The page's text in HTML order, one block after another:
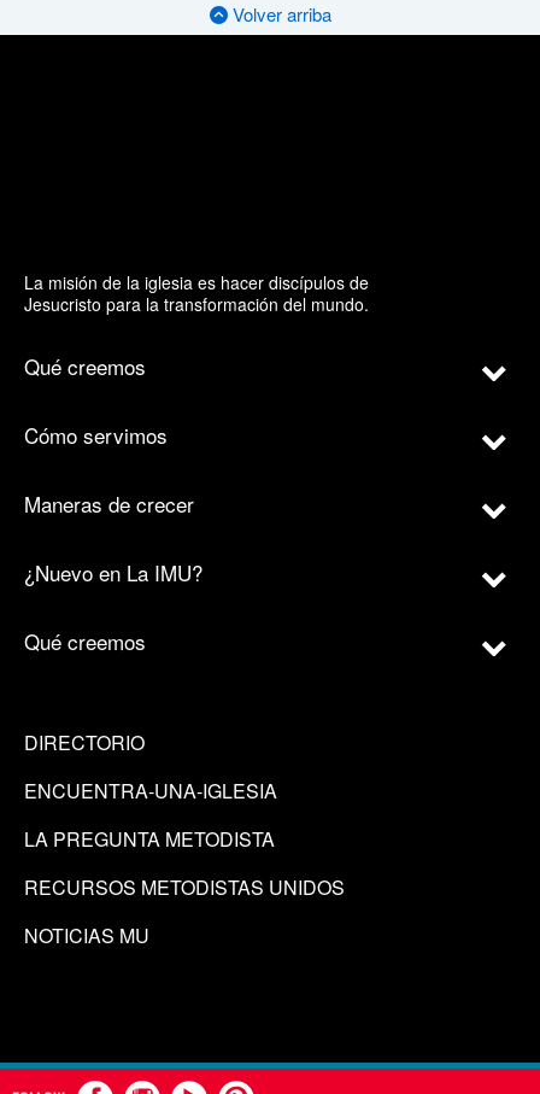
Volver arriba
La misión de la iglesia es hacer discípulos de
Jesucristo para la transformación del mundo.
Qué creemos
Cómo servimos
Maneras de crecer
¿Nuevo en La IMU?
Qué creemos
DIRECTORIO
ENCUENTRA-UNA-IGLESIA
LA PREGUNTA METODISTA
RECURSOS METODISTAS UNIDOS
NOTICIAS MU